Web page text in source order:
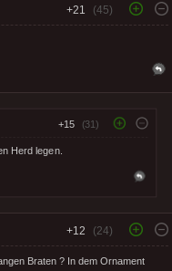
+21 (45)
+15 (31)
Herd legen.
+12 (24)
Braten ? In dem Ornament